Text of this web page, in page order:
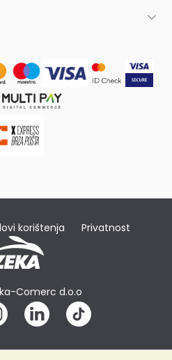
korištenja Privatnost
Comerc d.o.o